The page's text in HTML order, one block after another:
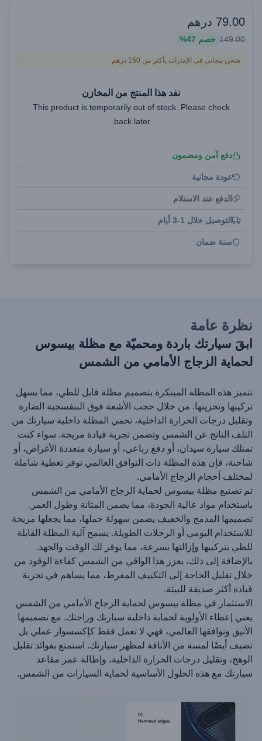
79.00 درهم
149.00 خصم 47%
شحن مجاني في الإمارات بأكثر من 150 درهم
نفد هذا المنتج من المخازن
This product is temporarily out of stock. Please check
back later.
دفع آمن ومضمون
عودة مجانية
الدفع عند الاستلام
التوصيل خلال 1-3 أيام
سنة ضمان
نظرة عامة
ابقَ سيارتك باردة ومحميّة مع مظلة بيسوس
لحماية الزجاج الأمامي من الشمس
تتميز هذه المظلة المبتكرة بتصميم مظلة قابل للطي، مما يسهل
تركيبها وتخزينها. من خلال حجب الأشعة فوق البنفسجية الضارة
وتقليل درجات الحرارة الداخلية، تحمي المظلة داخلية سيارتك من
التلف الناتج عن الشمس وتضمن تجربة قيادة مريحة. سواء كنت
تمتلك سيارة سيدان، أو دفع رباعي، أو سيارة متعددة الأغراض، أو
شاحنة، فإن هذه المظلة ذات التوافق العالمي توفر تغطية شاملة
لمختلف أحجام الزجاج الأمامي.
تم تصنيع مظلة بيسوس لحماية الزجاج الأمامي من الشمس
باستخدام مواد عالية الجودة، مما يضمن المتانة وطول العمر.
تصميمها المدمج والخفيف يضمن سهولة حملها، مما يجعلها مريحة
للاستخدام اليومي أو الرحلات الطويلة. يسمح آلية المظلة القابلة
للطي بتركيبها وإزالتها بسرعة، مما يوفر لك الوقت والجهد.
بالإضافة إلى ذلك، يعزز هذا الواقي من الشمس كفاءة الوقود من
خلال تقليل الحاجة إلى التكييف المفرط، مما يساهم في تجربة
قيادة أكثر صديقة للبيئة.
الاستثمار في مظلة بيسوس لحماية الزجاج الأمامي من الشمس
يعني إعطاء الأولوية لحماية داخلية سيارتك وراحتك. مع تصميمها
الأنيق وتوافقها العالمي، فهي لا تعمل فقط كإكسسوار عملي بل
تضيف أيضًا لمسة من الأناقة لمظهر سيارتك. استمتع بفوائد تقليل
الوهج، وتقليل درجات الحرارة الداخلية، وإطالة عمر مقاعد
سيارتك مع هذه الحلول الأساسية لحماية السيارات من الشمس.